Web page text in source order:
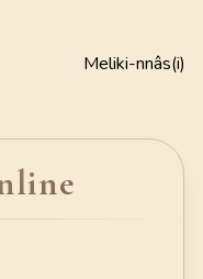
Meliki-nnâs(i)